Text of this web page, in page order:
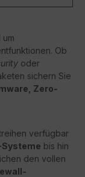
Ob
oder
sichern Sie
Zero-
verfügbar
Systeme bis hin
den vollen